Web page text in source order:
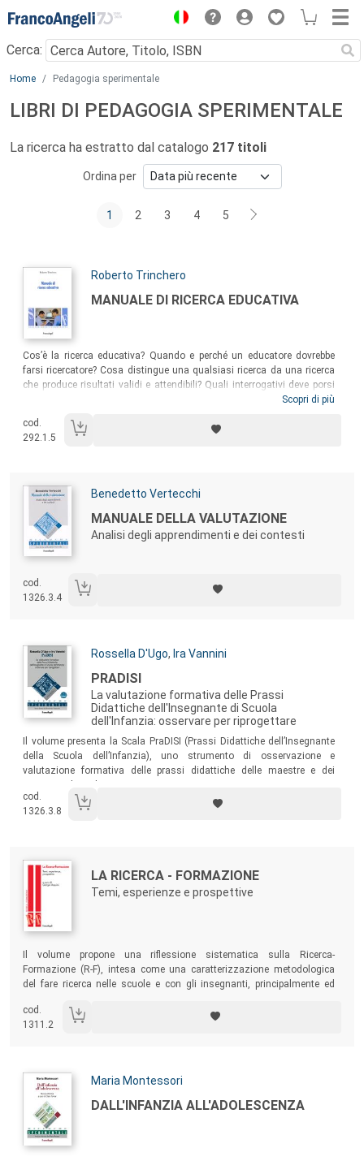
Menu
Cerca:
Main content
Home Pedagogia sperimentale
LIBRI DI PEDAGOGIA SPERIMENTALE
La ricerca ha estratto dal catalogo 217 titoli
Ordina per
1 2 3 4 5
Autori:
Roberto Trinchero
Titolo:
MANUALE DI RICERCA EDUCATIVA
Sommario:
Cos’è la ricerca educativa? Quando e perché un educatore dovrebbe
farsi ricercatore? Cosa distingue una qualsiasi ricerca da una ricerca
che produce risultati validi e attendibili? Quali interrogativi deve porsi
chi si accinge a far ricerca in contesti educativi? Questo manuale
e molte altre domande che chiunque si sia accostato al mondo della
ricerca nell’ampio settore dell’educazione e della formazione prima o
Scopri di più
cod.
292.1.5
Autori:
Benedetto Vertecchi
Titolo:
MANUALE DELLA VALUTAZIONE
Analisi degli apprendimenti e dei contesti
cod.
1326.3.4
Autori:
Rossella D'Ugo, Ira Vannini
Titolo:
PRADISI
La valutazione formativa delle Prassi
Didattiche dell'Insegnante di Scuola
dell'Infanzia: osservare per riprogettare
Sommario:
Il volume presenta la Scala PraDISI (Prassi Didattiche dell’Insegnante
della Scuola dell’Infanzia), uno strumento di osservazione e
valutazione formativa delle prassi didattiche delle maestre e dei
cod.
1326.3.8
Autori:
Titolo:
LA RICERCA - FORMAZIONE
Temi, esperienze e prospettive
Il volume propone una riflessione sistematica sulla Ricerca-
Formazione (R-F), intesa come una caratterizzazione metodologica
del fare ricerca nelle scuole e con gli insegnanti, principalmente ed
educativo e didattico e alla promozione della riflessività
dell’insegnante.
cod.
1311.2
Autori:
Maria Montessori
Titolo:
DALL'INFANZIA ALL'ADOLESCENZA